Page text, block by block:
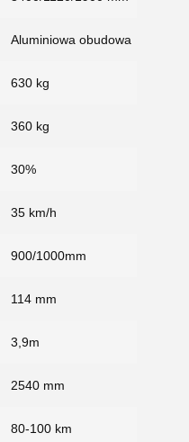
Aluminiowa obudowa
630 kg
360 kg
30%
35 km/h
900/1000mm
114 mm
3,9m
2540 mm
80-100 km